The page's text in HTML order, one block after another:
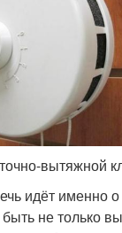
вытяжной
идёт именно о
не только